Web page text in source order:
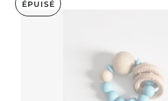
ÉPUISÉ